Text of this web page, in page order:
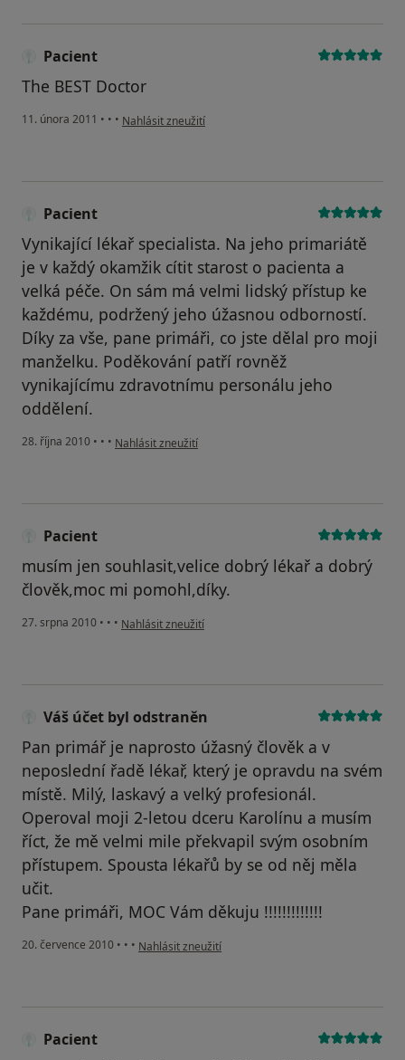
Pacient
The BEST Doctor
11. února 2011 • • • podle názoru uživatele Pacient
Nahlásit zneužití
Pacient
Vynikající lékař specialista. Na jeho primariátě
je v každý okamžik cítit starost o pacienta a
velká péče. On sám má velmi lidský přístup ke
každému, podržený jeho úžasnou odborností.
Díky za vše, pane primáři, co jste dělal pro moji
manželku. Poděkování patří rovněž
vynikajícímu zdravotnímu personálu jeho
oddělení.
28. října 2010 • • • podle názoru uživatele Pacient
Nahlásit zneužití
Pacient
musím jen souhlasit,velice dobrý lékař a dobrý
člověk,moc mi pomohl,díky.
27. srpna 2010 • • • podle názoru uživatele Pacient
Nahlásit zneužití
Váš účet byl odstraněn
Pan primář je naprosto úžasný člověk a v
neposlední řadě lékař, který je opravdu na svém
místě. Milý, laskavý a velký profesionál.
Operoval moji 2-letou dceru Karolínu a musím
říct, že mě velmi mile překvapil svým osobním
přístupem. Spousta lékařů by se od něj měla
učit.
Pane primáři, MOC Vám děkuju !!!!!!!!!!!!!
20. července 2010 • • • podle názoru uživatele Váš účet byl odstraněn
Nahlásit zneužití
Pacient